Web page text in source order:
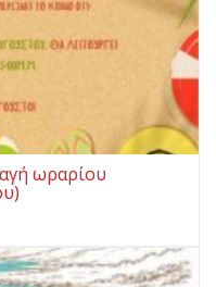
ωραρίου